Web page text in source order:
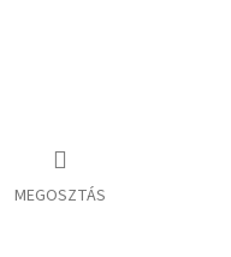
MEGOSZTÁS